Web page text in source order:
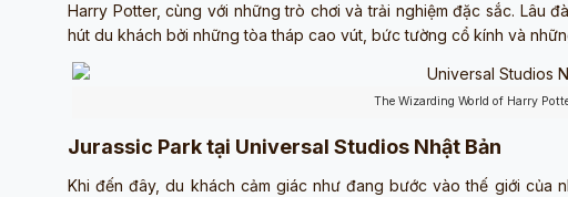
Harry Potter, cùng với những trò chơi và trải nghiệm đặc sắc. Lâu
hút du khách bởi những tòa tháp cao vút, bức tường cổ kính và
The Wizarding World of Harry
Jurassic Park tại Universal Studios Nhật Bản
Khi đến đây, du khách cảm giác như đang bước vào thế giới của